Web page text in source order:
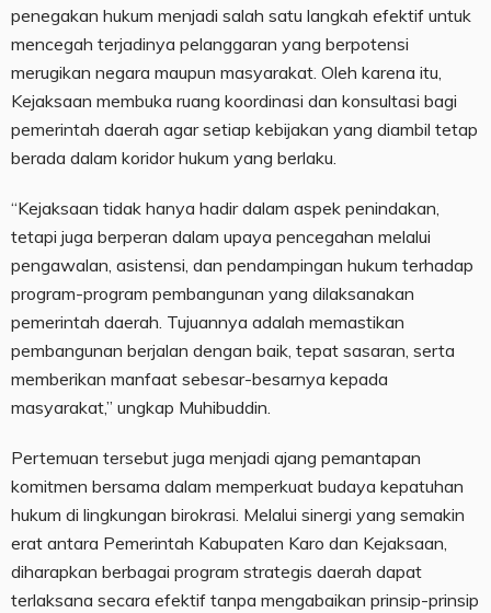
penegakan hukum menjadi salah satu langkah efektif untuk
mencegah terjadinya pelanggaran yang berpotensi
merugikan negara maupun masyarakat. Oleh karena itu,
Kejaksaan membuka ruang koordinasi dan konsultasi bagi
pemerintah daerah agar setiap kebijakan yang diambil tetap
berada dalam koridor hukum yang berlaku.
“Kejaksaan tidak hanya hadir dalam aspek penindakan,
tetapi juga berperan dalam upaya pencegahan melalui
pengawalan, asistensi, dan pendampingan hukum terhadap
program-program pembangunan yang dilaksanakan
pemerintah daerah. Tujuannya adalah memastikan
pembangunan berjalan dengan baik, tepat sasaran, serta
memberikan manfaat sebesar-besarnya kepada
masyarakat,” ungkap Muhibuddin.
Pertemuan tersebut juga menjadi ajang pemantapan
komitmen bersama dalam memperkuat budaya kepatuhan
hukum di lingkungan birokrasi. Melalui sinergi yang semakin
erat antara Pemerintah Kabupaten Karo dan Kejaksaan,
diharapkan berbagai program strategis daerah dapat
terlaksana secara efektif tanpa mengabaikan prinsip-prinsip